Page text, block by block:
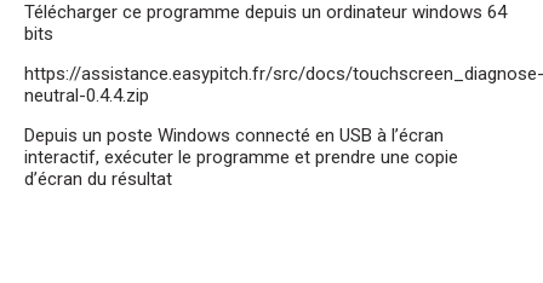
Télécharger ce programme depuis un ordinateur windows 64
bits
https://assistance.easypitch.fr/src/docs/touchscreen_diagnose-
neutral-0.4.4.zip
Depuis un poste Windows connecté en USB à l’écran
interactif, exécuter le programme et prendre une copie
d’écran du résultat